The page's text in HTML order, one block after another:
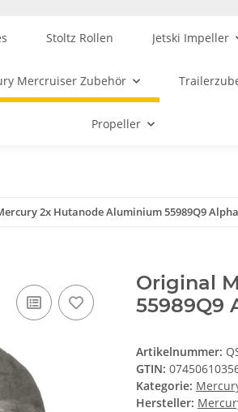
Stoltz Rollen Jetski Impeller
Mercruiser Zubehör
Propeller
2x Hutanode Aluminium 55989Q9 Alpha
Original
55989Q9
Artikelnummer:
GTIN:
Kategorie:
Hersteller: